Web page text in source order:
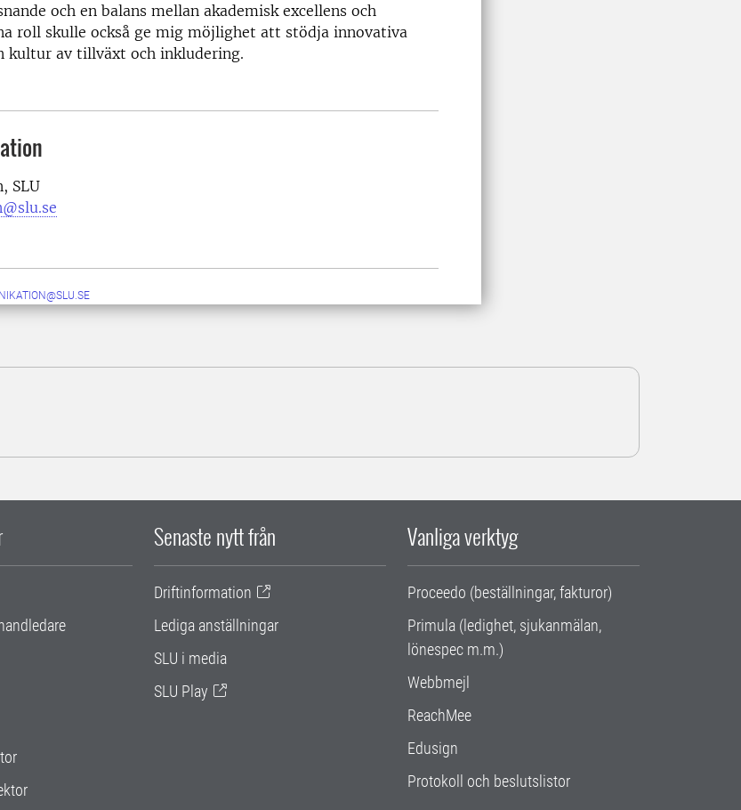
och en balans mellan akademisk excellens och
roll skulle också ge mig möjlighet att stödja innovativa
kultur av tillväxt och inkludering.
SLU
Senaste nytt från
Driftinformation
Lediga anställningar
SLU i media
SLU Play
Vanliga verktyg
Proceedo (beställningar, fakturor)
Primula (ledighet, sjukanmälan,
lönespec m.m.)
Webbmejl
ReachMee
Edusign
Protokoll och beslutslistor